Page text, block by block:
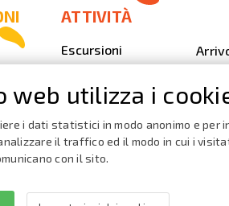
ATTIVITÀ
Escursioni
Outdoor
Pesca
Nautica
web utilizza i
i dati statistici in modo anonimo e per
il traffico ed il modo in cui i
con il sito.